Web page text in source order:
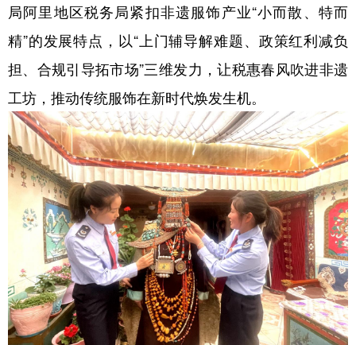
局阿里地区税务局紧扣非遗服饰产业“小而散、特而
精”的发展特点，以“上门辅导解难题、政策红利减负
担、合规引导拓市场”三维发力，让税惠春风吹进非遗
工坊，推动传统服饰在新时代焕发生机。